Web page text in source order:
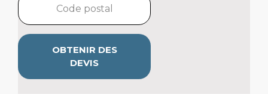
OBTENIR DES
DEVIS